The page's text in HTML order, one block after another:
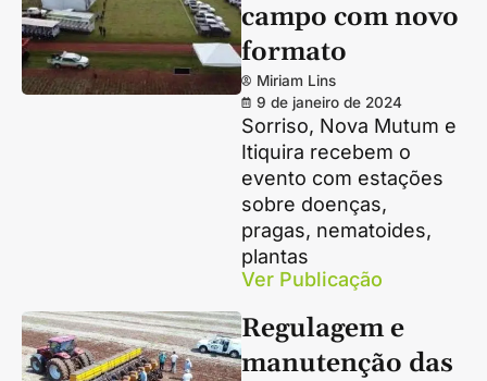
campo com novo
formato
Miriam Lins
9 de janeiro de 2024
Sorriso, Nova Mutum e
Itiquira recebem o
evento com estações
sobre doenças,
pragas, nematoides,
plantas
Ver Publicação
Regulagem e
manutenção das